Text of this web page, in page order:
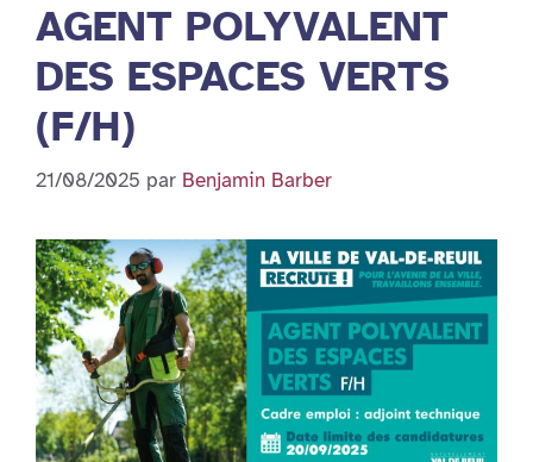
AGENT POLYVALENT
DES ESPACES VERTS
(F/H)
21/08/2025 par Benjamin Barber